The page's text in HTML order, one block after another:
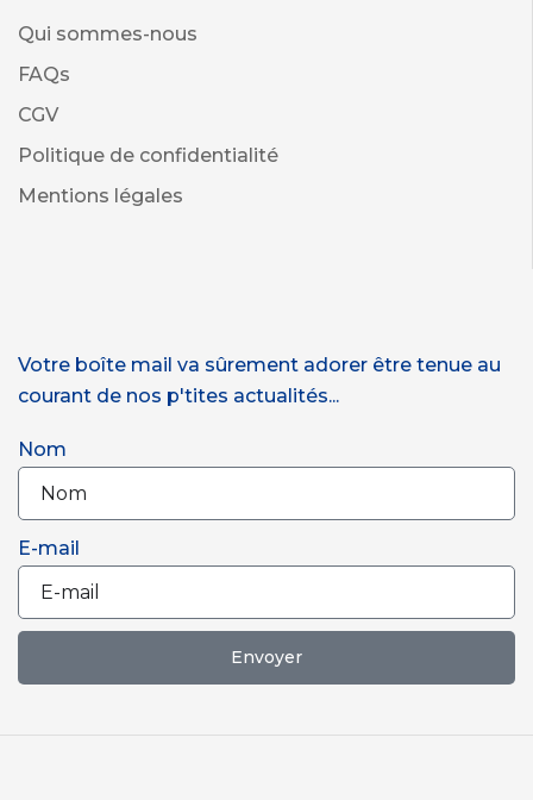
Qui sommes-nous
FAQs
CGV
Politique de confidentialité
Mentions légales
Votre boîte mail va sûrement adorer être tenue au
courant de nos p'tites actualités...
Nom
E-mail
Envoyer